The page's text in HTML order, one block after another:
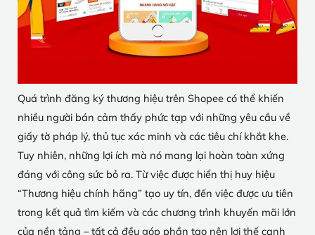
Quá trình đăng ký thương hiệu trên Shopee có thể khiến
nhiều người bán cảm thấy phức tạp với những yêu cầu về
giấy tờ pháp lý, thủ tục xác minh và các tiêu chí khắt khe.
Tuy nhiên, những lợi ích mà nó mang lại hoàn toàn xứng
đáng với công sức bỏ ra. Từ việc được hiển thị huy hiệu
“Thương hiệu chính hãng” tạo uy tín, đến việc được ưu tiên
trong kết quả tìm kiếm và các chương trình khuyến mãi lớn
của nền tảng – tất cả đều góp phần tạo nên lợi thế cạnh